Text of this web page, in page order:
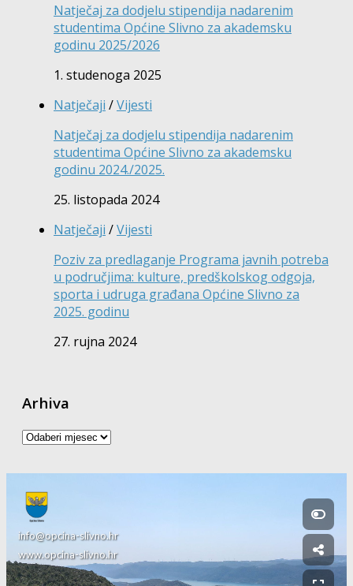
Natječaj za dodjelu stipendija nadarenim
studentima Općine Slivno za akademsku
godinu 2025/2026
1. studenoga 2025
Natječaji /Vijesti
Natječaj za dodjelu stipendija nadarenim
studentima Općine Slivno za akademsku
godinu 2024./2025.
25. listopada 2024
Natječaji /Vijesti
Poziv za predlaganje Programa javnih potreba
u područjima: kulture, predškolskog odgoja,
sporta i udruga građana Općine Slivno za
2025. godinu
27. rujna 2024
Arhiva
Arhiva